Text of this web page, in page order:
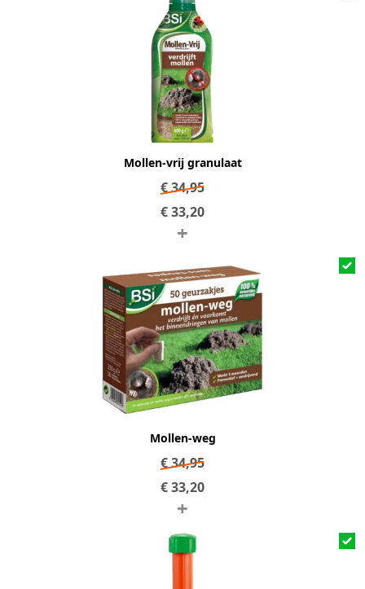
Mollen-vrij granulaat
€34,95
€33,20
+
Mollen-weg
€34,95
€33,20
+